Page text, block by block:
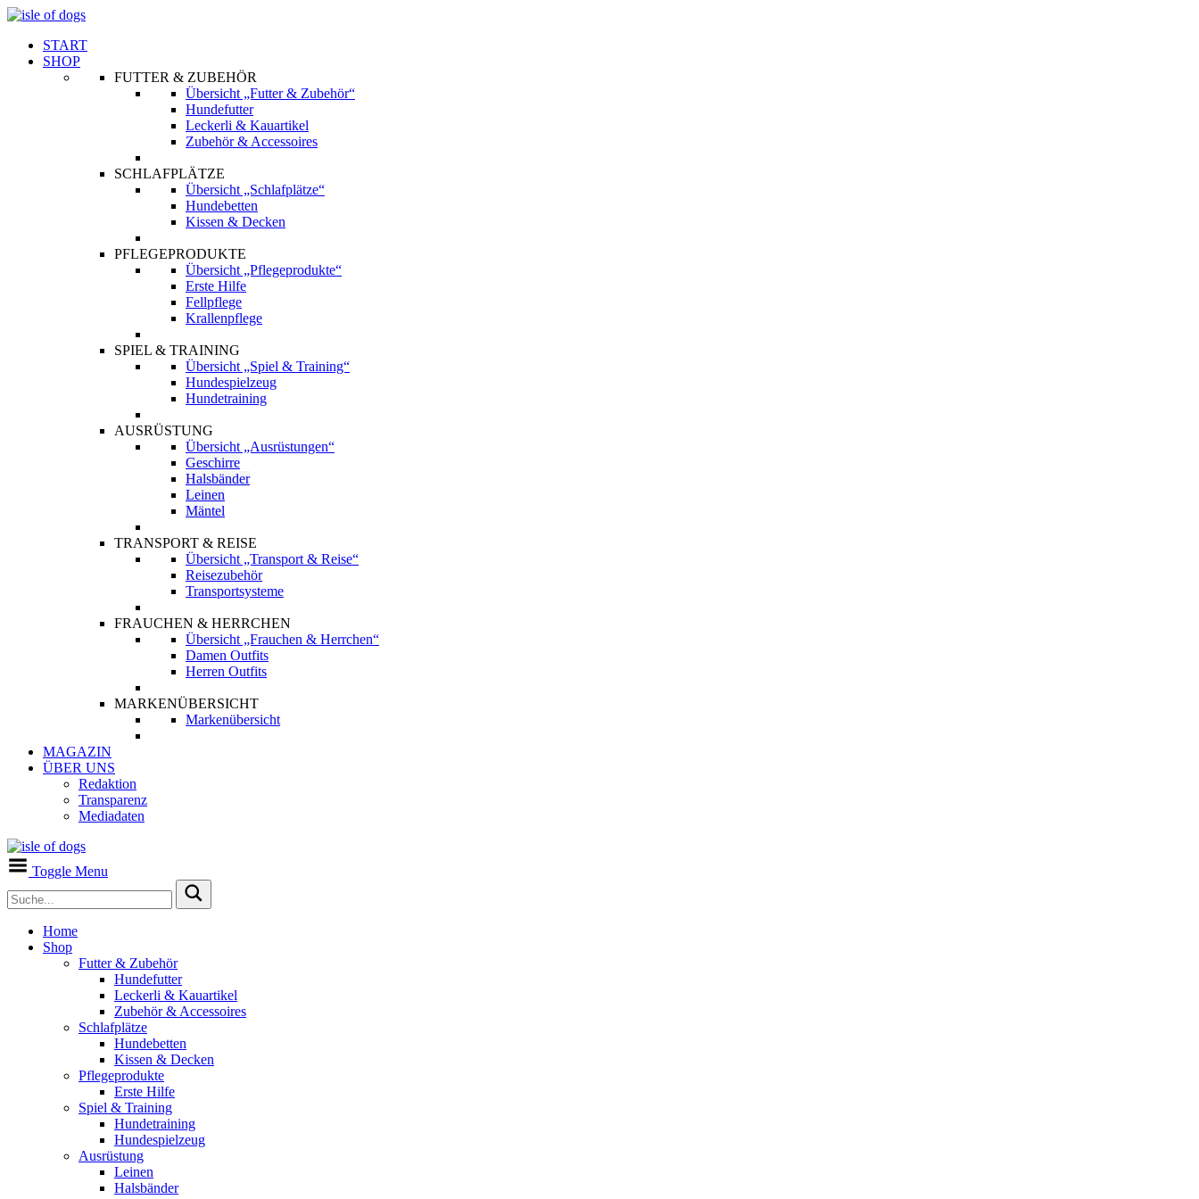
START
SHOP
FUTTER & ZUBEHÖR
Übersicht „Futter & Zubehör“
Hundefutter
Leckerli & Kauartikel
Zubehör & Accessoires
SCHLAFPLÄTZE
Übersicht „Schlafplätze“
Hundebetten
Kissen & Decken
PFLEGEPRODUKTE
Übersicht „Pflegeprodukte“
Erste Hilfe
Fellpflege
Krallenpflege
SPIEL & TRAINING
Übersicht „Spiel & Training“
Hundespielzeug
Hundetraining
AUSRÜSTUNG
Übersicht „Ausrüstungen“
Geschirre
Halsbänder
Leinen
Mäntel
TRANSPORT & REISE
Übersicht „Transport & Reise“
Reisezubehör
Transportsysteme
FRAUCHEN & HERRCHEN
Übersicht „Frauchen & Herrchen“
Damen Outfits
Herren Outfits
MARKENÜBERSICHT
Markenübersicht
MAGAZIN
ÜBER UNS
Redaktion
Transparenz
Mediadaten
Toggle Menu
Home
Shop
Futter & Zubehör
Hundefutter
Leckerli & Kauartikel
Zubehör & Accessoires
Schlafplätze
Hundebetten
Kissen & Decken
Pflegeprodukte
Erste Hilfe
Spiel & Training
Hundetraining
Hundespielzeug
Ausrüstung
Leinen
Halsbänder